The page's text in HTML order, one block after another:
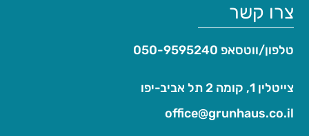
צרו קשר
טלפון/ווטסאפ 050-9595240
צייטלין 1, קומה 2 תל אביב-יפו
office@grunhaus.co.il‏